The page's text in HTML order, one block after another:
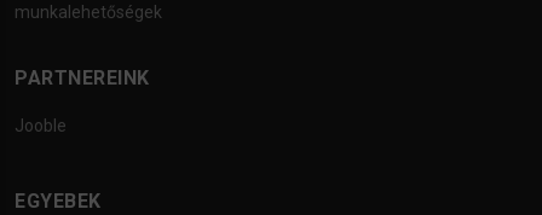
munkalehetőségek
PARTNEREINK
Jooble
EGYEBEK